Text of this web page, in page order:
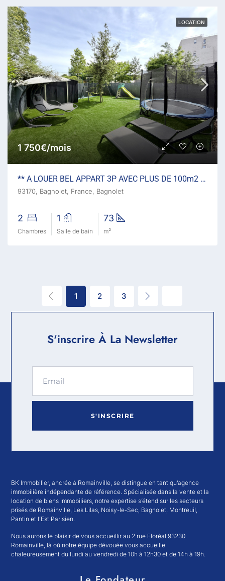
LOCATION
1 750€/mois
** A LOUER BEL APPART 3P AVEC PLUS DE 100m2 DE JARDIN / TERR
93170, Bagnolet, France, Bagnolet
2
Chambres
1
Salle de bain
73
m²
1 2 3
S'inscrire À La Newsletter
S'INSCRIRE
BK Immobilier, ancrée à Romainville, se distingue en tant qu’agence
immobilière indépendante de référence. Spécialisée dans la vente et la
location de biens immobiliers, notre expertise s’étend sur les secteurs
prisés de Romainville, Les Lilas, Noisy-le-Sec, Bagnolet, Montreuil,
Pantin et l’Est Parisien.
Nous aurons le plaisir de vous accueillir au 2 rue Floréal 93230
Romainville, là où notre équipe dévouée vous accueille
chaleureusement du lundi au vendredi de 10h à 12h30 et de 14h à 19h.